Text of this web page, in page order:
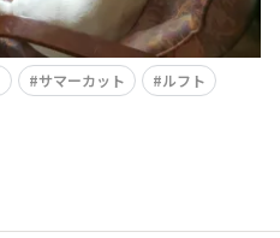
サマーカット
ルフト